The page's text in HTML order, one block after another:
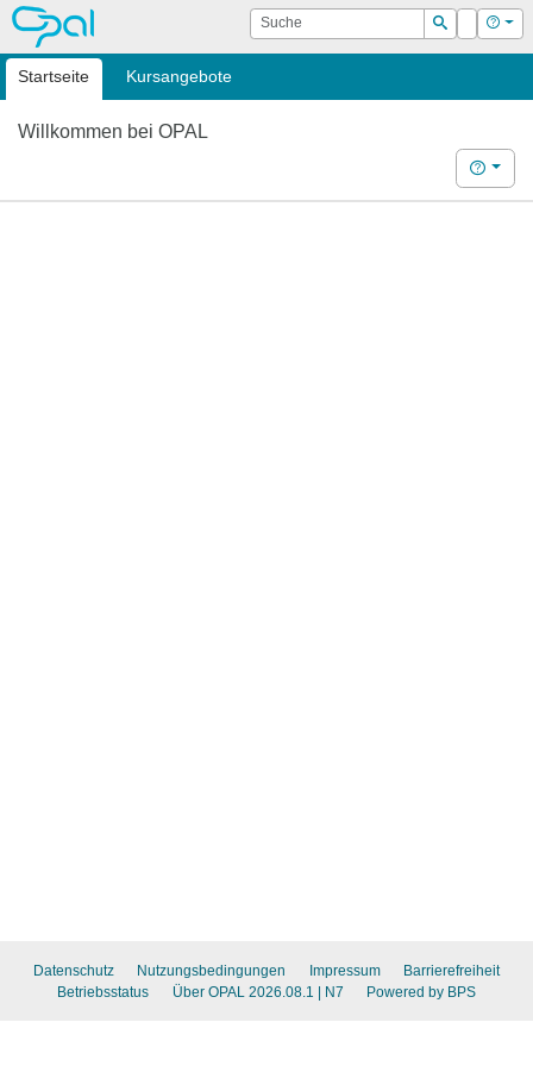
OPAL Suche
Suchen
Login Hilfe
Startseite Kursangebote
Willkommen bei OPAL
Hilfe
Datenschutz Nutzungsbedingungen Impressum
Barrierefreiheit
Betriebsstatus
Über OPAL 2026.08.1 | N7 Powered by BPS